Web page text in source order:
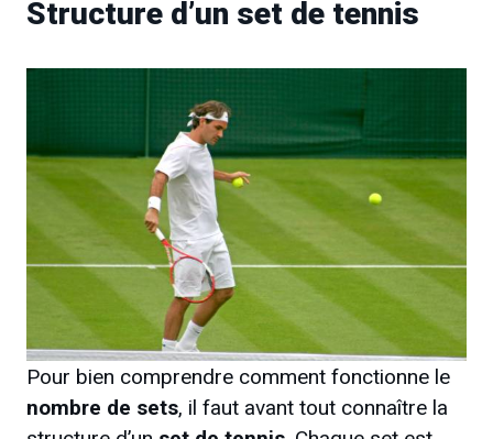
Structure d’un set de tennis
Pour bien comprendre comment fonctionne le
nombre de sets, il faut avant tout connaître la